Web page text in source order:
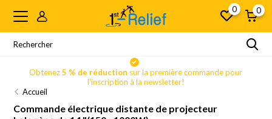
0 0
Obtenez5 % de réduction sur la première commande pour
l'inscription à la newsletter!
Accueil
Commande électrique distante de projecteur